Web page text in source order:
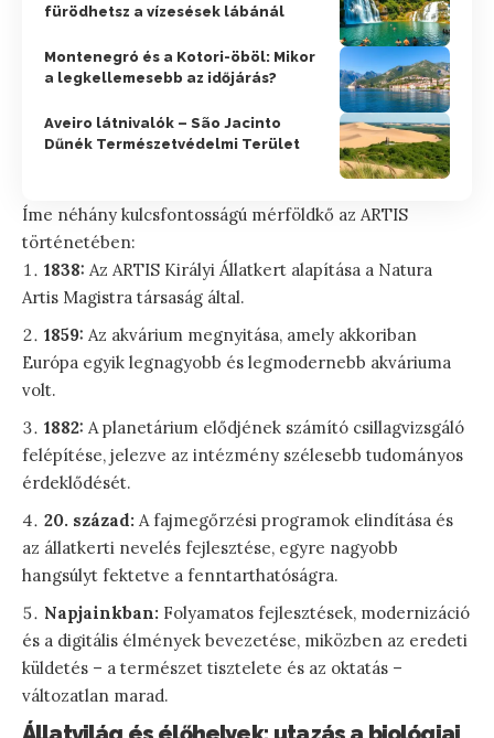
fürödhetsz a vízesések lábánál
Montenegró és a Kotori-öböl: Mikor
a legkellemesebb az időjárás?
Aveiro látnivalók – São Jacinto
Dűnék Természetvédelmi Terület
Íme néhány kulcsfontosságú mérföldkő az ARTIS
történetében:
1838: Az ARTIS Királyi Állatkert alapítása a Natura
Artis Magistra társaság által.
1859: Az akvárium megnyitása, amely akkoriban
Európa egyik legnagyobb és legmodernebb akváriuma
volt.
1882: A planetárium elődjének számító csillagvizsgáló
felépítése, jelezve az intézmény szélesebb tudományos
érdeklődését.
20. század: A fajmegőrzési programok elindítása és
az állatkerti nevelés fejlesztése, egyre nagyobb
hangsúlyt fektetve a fenntarthatóságra.
Napjainkban: Folyamatos fejlesztések, modernizáció
és a digitális élmények bevezetése, miközben az eredeti
küldetés – a természet tisztelete és az oktatás –
változatlan marad.